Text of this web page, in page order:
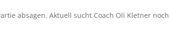
absagen. Aktuell sucht Coach Oli Kletner noch